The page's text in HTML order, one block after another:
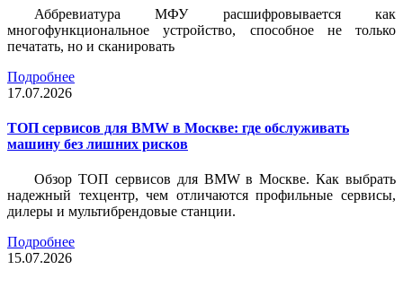
Аббревиатура МФУ расшифровывается как
многофункциональное устройство, способное не только
печатать, но и сканировать
Подробнее
17.07.2026
ТОП сервисов для BMW в Москве: где обслуживать
машину без лишних рисков
Обзор ТОП сервисов для BMW в Москве. Как выбрать
надежный техцентр, чем отличаются профильные сервисы,
дилеры и мультибрендовые станции.
Подробнее
15.07.2026